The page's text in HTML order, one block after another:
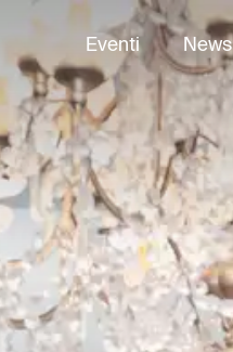
Eventi News